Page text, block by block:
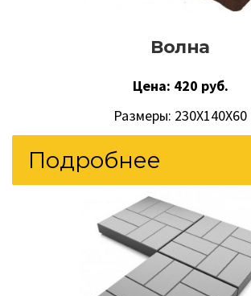
Волна
Цена: 420 руб.
Размеры: 230Х140Х60
Подробнее